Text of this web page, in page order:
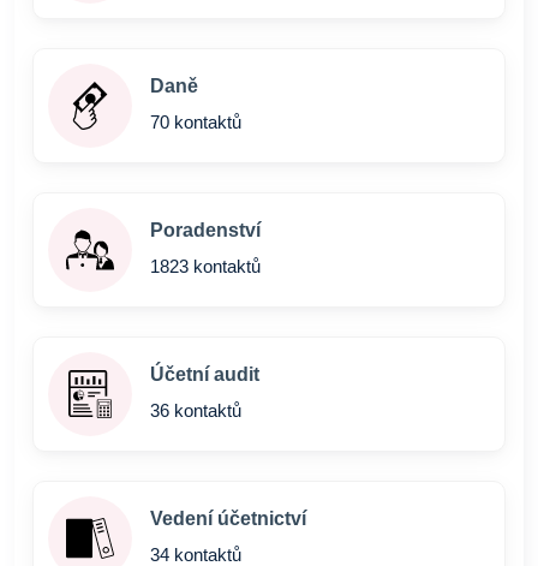
Daně
70 kontaktů
Poradenství
1823 kontaktů
Účetní audit
36 kontaktů
Vedení účetnictví
34 kontaktů